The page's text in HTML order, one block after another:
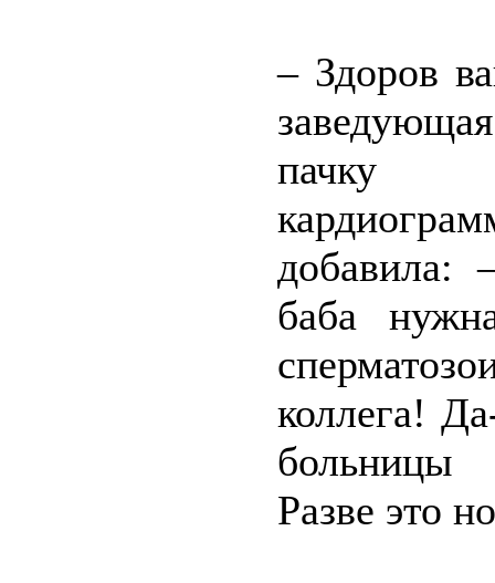
– Здоров
пачку
добавила:
баба
коллега!
больницы
Разве это